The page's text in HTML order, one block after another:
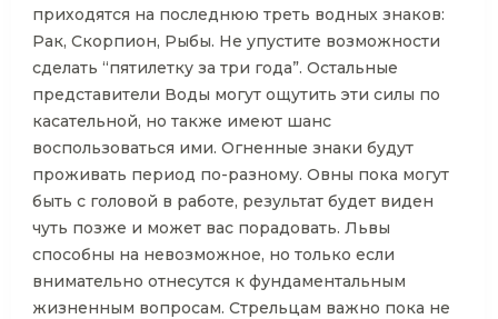
приходятся на последнюю треть водных знаков:
Рак, Скорпион, Рыбы. Не упустите возможности
сделать “пятилетку за три года”. Остальные
представители Воды могут ощутить эти силы по
касательной, но также имеют шанс
воспользоваться ими. Огненные знаки будут
проживать период по-разному. Овны пока могут
быть с головой в работе, результат будет виден
чуть позже и может вас порадовать. Львы
способны на невозможное, но только если
внимательно отнесутся к фундаментальным
жизненным вопросам. Стрельцам важно пока не